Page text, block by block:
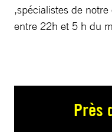
,spécialistes de
entre 22h et 5 h du
Près